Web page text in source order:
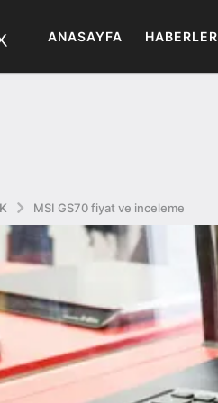
ANASAYFA HABERLER
MSI GS70 fiyat ve inceleme